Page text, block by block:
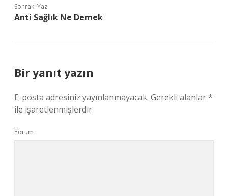
Sonraki Yazı
Anti Sağlık Ne Demek
Bir yanıt yazın
E-posta adresiniz yayınlanmayacak. Gerekli alanlar*
ile işaretlenmişlerdir
Yorum